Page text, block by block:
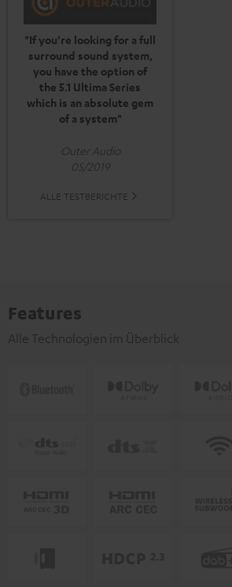
"If you’re looking for a full
surround sound system,
you have the option of
the 5.1 Ultima Series
which is an absolute gem
of a system"
Outer Audio
05/2019
ALLE TESTBERICHTE
Features
Alle Technologien im Überblick